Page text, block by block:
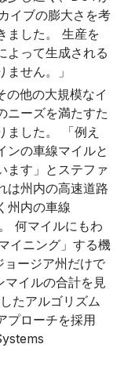
イブの膨大さを考
ました。 生産を
よって生成される
せん。」
の他の大規模なイ
ニーズを満たすた
ました。 「例え
の車線マイルと
ます」とステファ
は州内の高速道路
州内の車線
何マイルにもわ
イニング」する機
ージア州だけで
イルの合計を見
たアルゴリズム
プローチを採用